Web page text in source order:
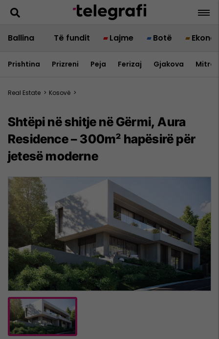
Ballina Të fundit Lajme Botë
Prishtina Prizreni Peja Ferizaj Gjakova
Real Estate > Kosovë >
Shtëpi në shitje në Gërmi, Aura
Residence – 300m² hapësirë për
jetesë moderne